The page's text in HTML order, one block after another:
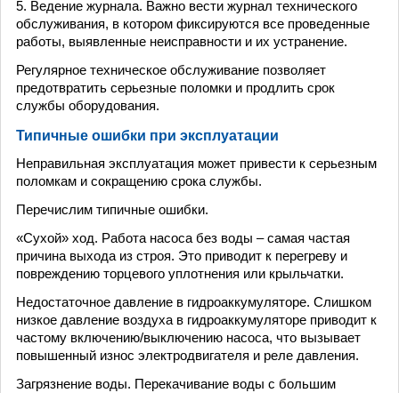
5. Ведение журнала. Важно вести журнал технического
обслуживания, в котором фиксируются все проведенные
работы, выявленные неисправности и их устранение.
Регулярное техническое обслуживание позволяет
предотвратить серьезные поломки и продлить срок
службы оборудования.
Типичные ошибки при эксплуатации
Неправильная эксплуатация может привести к серьезным
поломкам и сокращению срока службы.
Перечислим типичные ошибки.
«Сухой» ход. Работа насоса без воды – самая частая
причина выхода из строя. Это приводит к перегреву и
повреждению торцевого уплотнения или крыльчатки.
Недостаточное давление в гидроаккумуляторе. Слишком
низкое давление воздуха в гидроаккумуляторе приводит к
частому включению/выключению насоса, что вызывает
повышенный износ электродвигателя и реле давления.
Загрязнение воды. Перекачивание воды с большим